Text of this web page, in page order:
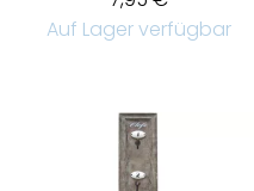
Auf Lager verfügbar